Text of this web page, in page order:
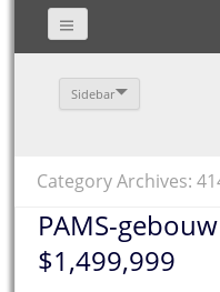
Sidebar
Category Archives:
PAMS-
$1,499,999